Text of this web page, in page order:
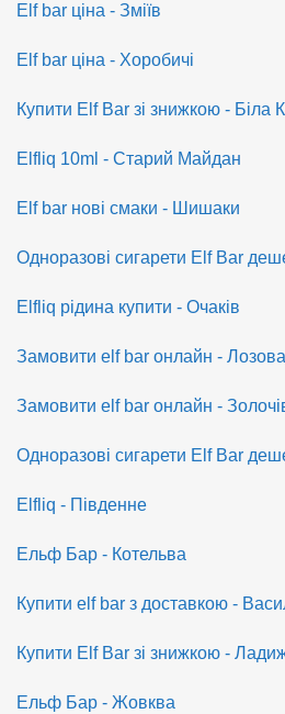
Elf bar ціна - Зміїв
Elf bar ціна - Хоробичі
Купити Elf Bar зі знижкою - Біла
Elfliq 10ml - Старий Майдан
Elf bar нові смаки - Шишаки
Одноразові сигарети Elf Bar
Elfliq рідина купити - Очаків
Замовити elf bar онлайн - Лозова
Замовити elf bar онлайн -
Одноразові сигарети Elf Bar
Elfliq - Південне
Ельф Бар - Котельва
Купити elf bar з доставкою -
Купити Elf Bar зі знижкою -
Ельф Бар - Жовква